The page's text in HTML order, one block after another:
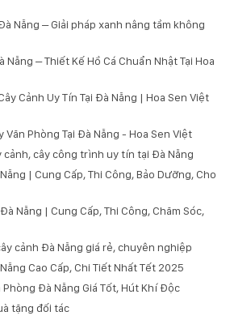
Nẵng – Giải pháp xanh nâng tầm không
Nẵng – Thiết Kế Hồ Cá Chuẩn Nhật Tại Hoa
Cảnh Uy Tín Tại Đà Nẵng | Hoa Sen Việt
Văn Phòng Tại Đà Nẵng - Hoa Sen Việt
cảnh, cây công trình uy tín tại Đà Nẵng
| Cung Cấp, Thi Công, Bảo Dưỡng, Cho
Nẵng | Cung Cấp, Thi Công, Chăm Sóc,
cảnh Đà Nẵng giá rẻ, chuyên nghiệp
Cao Cấp, Chi Tiết Nhất Tết 2025
Phòng Đà Nẵng Giá Tốt, Hút Khí Độc
tặng đối tác